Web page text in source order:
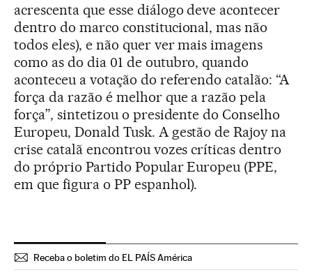
acrescenta que esse diálogo deve acontecer
dentro do marco constitucional, mas não
todos eles), e não quer ver mais imagens
como as do dia 01 de outubro, quando
aconteceu a votação do referendo catalão: “A
força da razão é melhor que a razão pela
força”, sintetizou o presidente do Conselho
Europeu, Donald Tusk. A gestão de Rajoy na
crise catalã encontrou vozes críticas dentro
do próprio Partido Popular Europeu (PPE,
em que figura o PP espanhol).
Receba o boletim do EL PAÍS América